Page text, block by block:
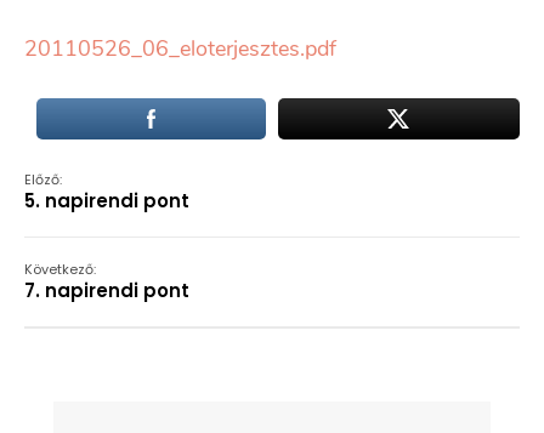
20110526_06_eloterjesztes.pdf
Előző:
5. napirendi pont
Következő:
7. napirendi pont